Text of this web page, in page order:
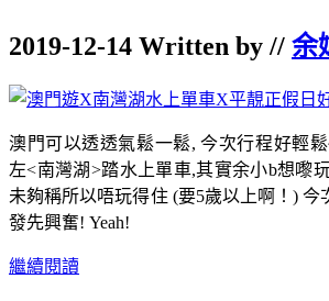
2019-12-14 Written by // 余
澳門可以透透氣鬆一鬆, 今次行程好輕
左<南灣湖>踏水上單車,其實余小b想嚟
未夠稱所以唔玩得住 (要5歲以上啊！) 今
發先興奮! Yeah!
繼續閱讀